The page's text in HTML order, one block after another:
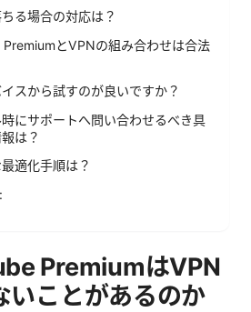
る場合の対応は？
とVPNの組み合わせは合法
スから試すのが良いですか？
時にサポートへ問い合わせるべき具
は？
適化手順は？
PremiumはVPN
いことがあるのか